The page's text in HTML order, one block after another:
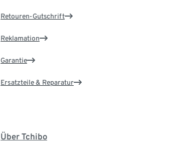
Retouren-Gutschrift
Reklamation
Garantie
Ersatzteile & Reparatur
Über Tchibo